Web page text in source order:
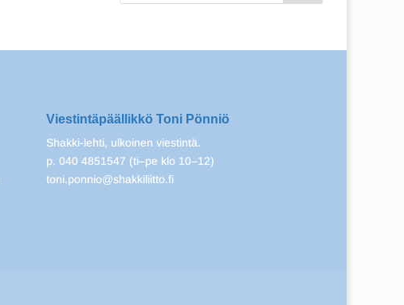
Viestintäpäällikkö Toni Pönniö
Shakki-lehti, ulkoinen viestintä.
p. 040 4851547 (ti–pe klo 10–12)
toni.ponnio@shakkiliitto.fi